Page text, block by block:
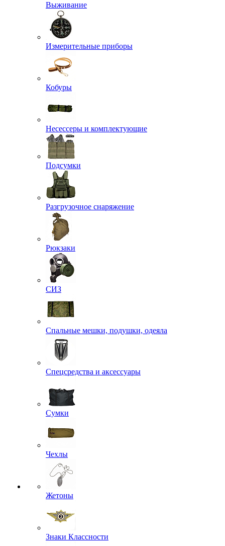
Выживание
Измерительные приборы
Кобуры
Несессеры и комплектующие
Подсумки
Разгрузочное снаряжение
Рюкзаки
СИЗ
Спальные мешки, подушки, одеяла
Спецсредства и аксессуары
Сумки
Чехлы
Жетоны
Знаки Классности